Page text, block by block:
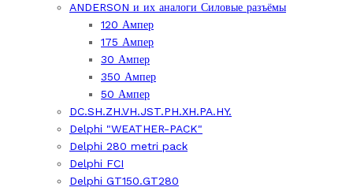
ANDERSON и их аналоги Силовые разъёмы
120 Ампер
175 Ампер
30 Ампер
350 Ампер
50 Ампер
DC.SH.ZH.VH.JST.PH.XH.PA.HY.
Delphi "WEATHER-PACK"
Delphi 280 metri pack
Delphi FCI
Delphi GT150.GT280